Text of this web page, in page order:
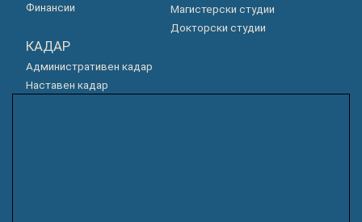
Финансии
Магистерски студии
Докторски студии
КАДАР
Административен кадар
Наставен кадар